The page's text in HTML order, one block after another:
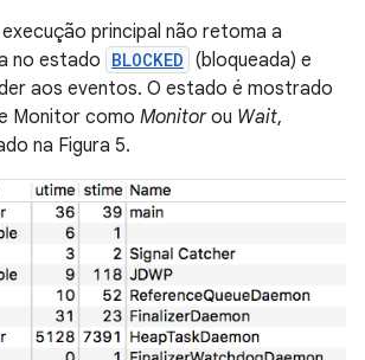
execução principal não retoma a
no estado BLOCKED (bloqueada) e
aos eventos. O estado é mostrado
Monitor como Monitorou Wait,
na Figura 5.